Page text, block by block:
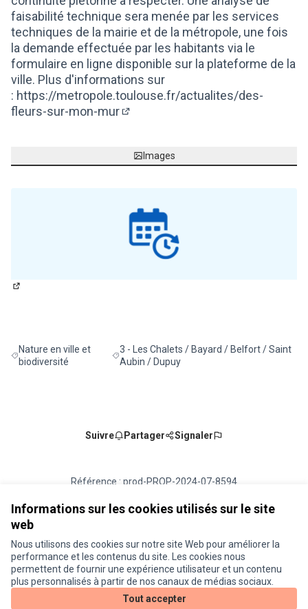
Informations sur les cookies utilisés sur le site
web
Nous utilisons des cookies sur notre site Web pour améliorer la
performance et les contenus du site. Les cookies nous
permettent de fournir une expérience utilisateur et un contenu
plus personnalisés à partir de nos canaux de médias sociaux.
Tout accepter
faisabilité technique sera menée par les services
techniques de la mairie et de la métropole, une fois
la demande effectuée par les habitants via le
formulaire en ligne disponible sur la plateforme de la
ville. Plus d'informations sur
: https://metropole.toulouse.fr/actualites/des-
fleurs-sur-mon-mur
Images
Filtrer les résultats de la catégorie : Nature en ville et biodiversité
Nature en ville et
biodiversité
Filtrer les résultats pour le secteur : 3 - Les
3 - Les Chalets / Bayard / Belfort / Saint
Aubin / Dupuy
Suivre Partager Signaler
Référence : prod-PROP-2024-07-8594
Vérifiez l'empreinte numérique
Conditions d'utilisation
Paramètres des cookies
Je participe ! sur X
(Lien externe)
Je participe ! sur Facebook
Je participe ! sur Instagram